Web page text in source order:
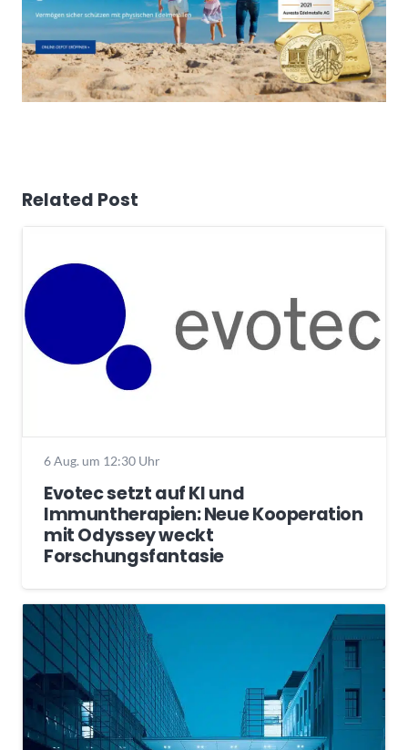
Related Post
6 Aug. um 12:30 Uhr
Evotec setzt auf KI und
Immuntherapien: Neue Kooperation
mit Odyssey weckt
Forschungsfantasie